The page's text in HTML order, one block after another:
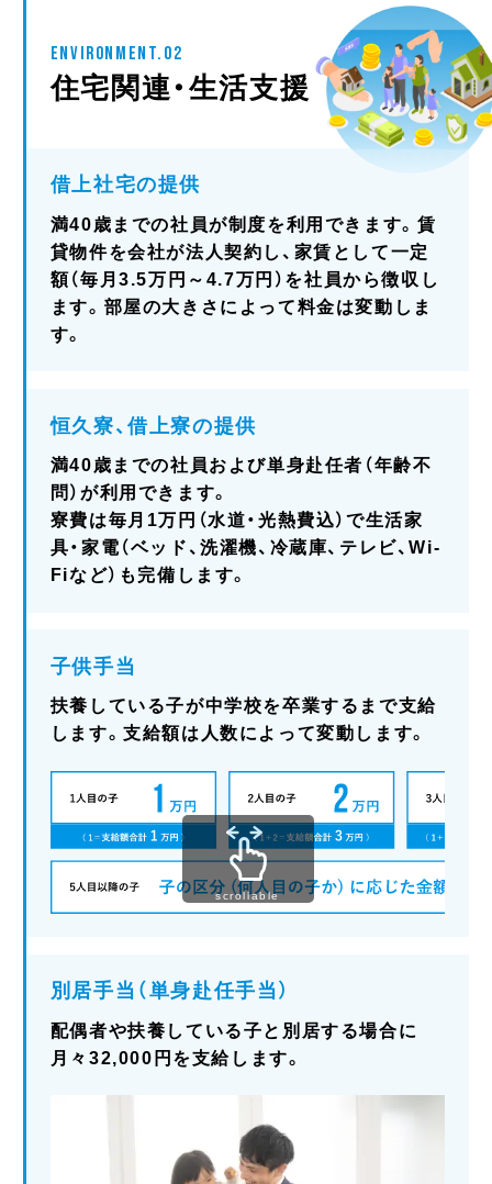
ENVIRONMENT.02
住宅関連・生活支援
借上社宅の提供
満40歳までの社員が制度を利用できます。賃
貸物件を会社が法人契約し、家賃として一定
額（毎月3.5万円～4.7万円）を社員から徴収し
ます。部屋の大きさによって料金は変動しま
す。
恒久寮、借上寮の提供
満40歳までの社員および単身赴任者（年齢不
問）が利用できます。
寮費は毎月1万円（水道・光熱費込）で生活家
具・家電（ベッド、洗濯機、冷蔵庫、テレビ、Wi-
Fiなど）も完備します。
子供手当
扶養している子が中学校を卒業するまで支給
します。支給額は人数によって変動します。
scrollable
別居手当（単身赴任手当）
配偶者や扶養している子と別居する場合に
月々32,000円を支給します。